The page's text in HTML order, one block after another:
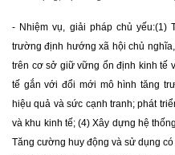
- Nhiệm vụ, giải pháp chủ yếu:(1)
trường định hướng xã hội chủ
trên cơ sở giữ vững ổn định kinh tế
tế gắn với đổi mới mô hình tăng
hiệu quả và sức cạnh tranh; phát
và khu kinh tế; (4) Xây dựng hệ
Tăng cường huy động và sử dụng